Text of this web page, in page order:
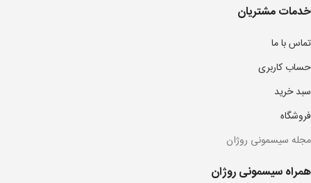
خدمات مشتریان
تماس با ما
حساب کاربری
سبد خرید
فروشگاه
مجله سیسمونی روژان
همراه سیسمونی روژان